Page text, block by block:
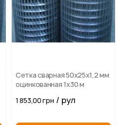
Сетка сварная 50х25х1,2 мм
оцинкованная 1х30 м
1 853,00 грн / рул